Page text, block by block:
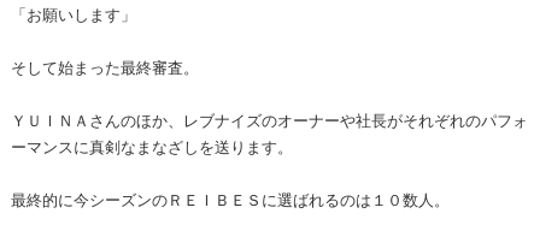
「お願いします」
そして始まった最終審査。
ＹＵＩＮＡさんのほか、レブナイズのオーナーや社長がそれぞれのパフォ
ーマンスに真剣なまなざしを送ります。
最終的に今シーズンのＲＥＩＢＥＳに選ばれるのは１０数人。